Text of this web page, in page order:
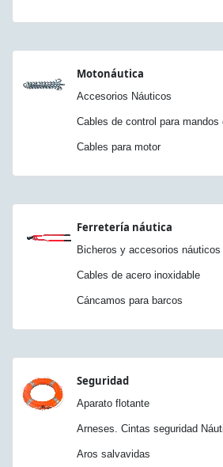
Motonáutica
Accesorios Náuticos
Cables de control para mandos
Cables para motor
Ferretería náutica
Bicheros y accesorios náuticos
Cables de acero inoxidable
Cáncamos para barcos
Seguridad
Aparato flotante
Arneses. Cintas seguridad
Aros salvavidas